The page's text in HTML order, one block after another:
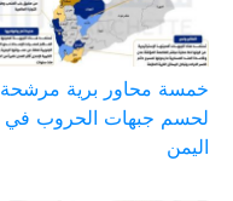
خمسة محاور برية مرشحة
لحسم جبهات الحروب في
اليمن